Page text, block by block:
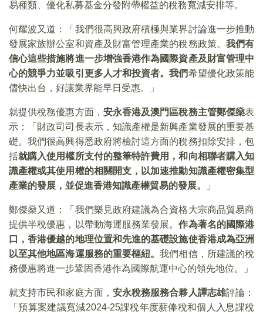
易種類、優化私募基金分發附帶權益的稅務寬減安排等。
何耀波又道：「我們很高興政府積極與業界討論進一步推動
發展家族辦公室和資產及財富管理產業的稅務政策。 我們有
信心這些措施將進一步增強香港作為國際資產及財富管理中
心的競爭力並吸引更多人才和投資者。我們希望優化政策能
儘快出台，好讓業界能早日受惠。」
就提供稅務優惠方面， 安永香港及澳門區稅務主管鄭傑燊表
示：「財政司司長表示，知識產權是新興產業發展的重要基
礎。我們很高興得悉政府將檢討這方面的稅務扣除安排，包
括就購入使用權所支付的整筆特許費用，和向相聯者購入知
識產權或其使用權的相關開支，以加速推動知識產權密集型
產業的發展，並促進香港知識產權貿易的發展。
」
鄭傑燊又道：「我們樂見政府建議為合資格大宗商品貿易商
提供半稅優惠，以帶動海運服務業發展。作為著名的國際港
口，香港優越的地理位置和先進的基礎設施使香港成為亞洲
以至其他地區海運服務的重要樞紐。我們相信，所建議的稅
務優惠將進一步鞏固香港作為國際航運中心的領先地位。」
就支持市民和家庭方面， 安永稅務服務合夥人譚志雄評論：
「預算案建議寬減2024-25課稅年度薪俸稅和個人入息課稅